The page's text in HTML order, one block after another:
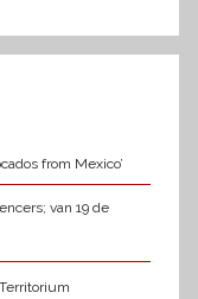
from Mexico’
van 19 de